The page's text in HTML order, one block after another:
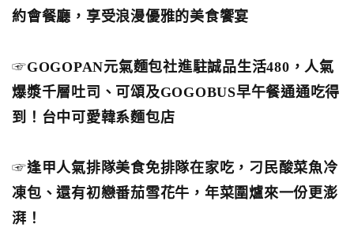
約會餐廳，享受浪漫優雅的美食饗宴
☞GOGOPAN元氣麵包社進駐誠品生活480，人氣
爆漿千層吐司、可頌及GOGOBUS早午餐通通吃得
到！台中可愛韓系麵包店
☞逢甲人氣排隊美食免排隊在家吃，刁民酸菜魚冷
凍包、還有初戀番茄雪花牛，年菜圍爐來一份更澎
湃！